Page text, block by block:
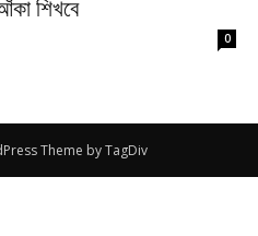
আঁকা শিখবে
0
Theme by TagDiv